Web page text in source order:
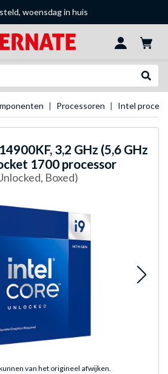
woensdag in huis
Processoren Intel
3,2 GHz (5,6 GHz
1700 processor
Boxed)
van het origineel afwijken.